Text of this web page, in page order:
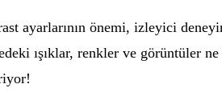
ayarlarının önemi, izleyici
ışıklar, renkler ve görüntüler